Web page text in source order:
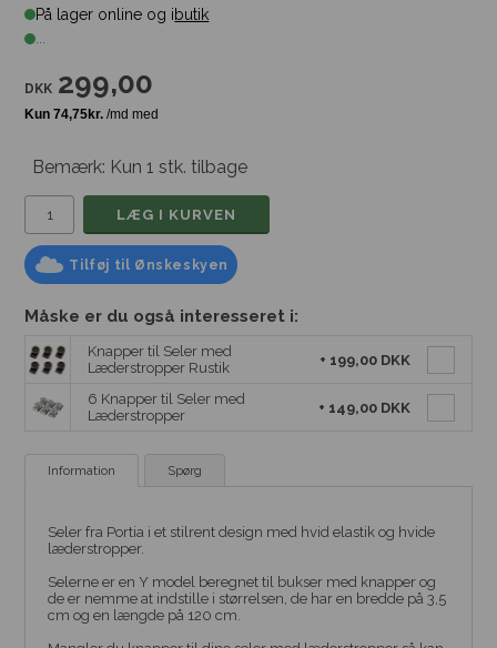
På lager online og ibutik
...
DKK 299,00
Bemærk: Kun 1 stk. tilbage
Tilføj til Ønskeskyen
Måske er du også interesseret i:
Knapper til Seler med
Læderstropper Rustik
+ 199,00 DKK
6 Knapper til Seler med
Læderstropper
+ 149,00 DKK
Information Spørg
Seler fra Portia i et stilrent design med hvid elastik og hvide
læderstropper.
Selerne er en Y model beregnet til bukser med knapper og
de er nemme at indstille i størrelsen, de har en bredde på 3,5
cm og en længde på 120 cm.